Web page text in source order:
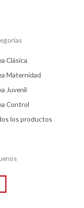
Clásica
Maternidad
Juvenil
Control
los productos